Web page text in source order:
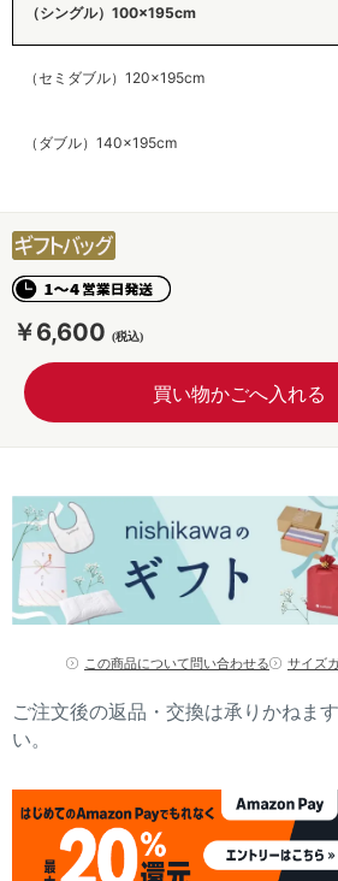
￥6,600
（シングル）100×195cm
（セミダブル）120×195cm
（ダブル）140×195cm
この商品について問い合わせる サイズ
ご注文後の返品・交換は承りかねま
い。